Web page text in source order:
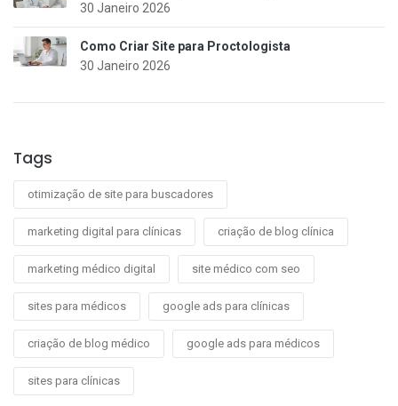
30 Janeiro 2026
Como Criar Site para Proctologista
30 Janeiro 2026
Tags
otimização de site para buscadores
marketing digital para clínicas criação de blog clínica
marketing médico digital site médico com seo
sites para médicos google ads para clínicas
criação de blog médico google ads para médicos
sites para clínicas